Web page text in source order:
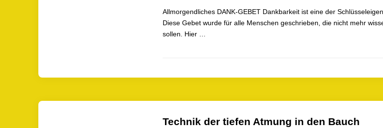
Allmorgendliches DANK-GEBET Dankbarkeit ist eine der
Diese Gebet wurde für alle Menschen geschrieben, die nicht mehr
sollen. Hier …
Technik der tiefen Atmung in den Bauch